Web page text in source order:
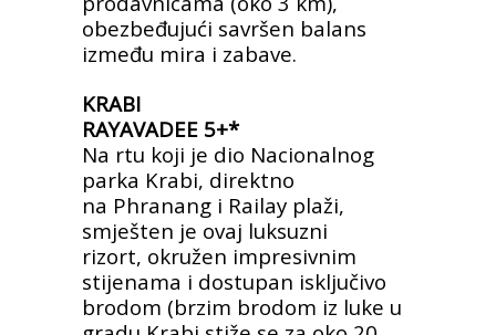
obezbeđujući savršen balans
između mira i zabave.
KRABI
RAYAVADEE 5+*
Na rtu koji je dio Nacionalnog
parka Krabi, direktno
na Phranang i Railay plaži,
smješten je ovaj luksuzni
rizort, okružen impresivnim
stijenama i dostupan isključivo
brodom (brzim brodom iz luke u